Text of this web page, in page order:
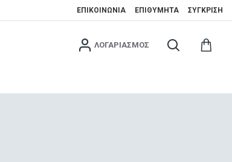
ΕΠΙΚΟΙΝΩΝΊΑ ΕΠΙΘΥΜΗΤΆ ΣΎΓΚΡΙΣΗ
ΛΟΓΑΡΙΑΣΜΌΣ